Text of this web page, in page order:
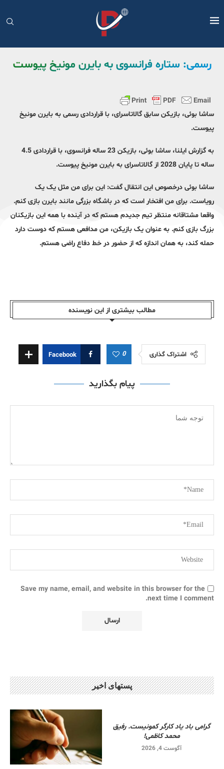
رسمی: ستاره فرانسوی به بایرن مونیخ پیوست
ساشا بوئی، بازیکن سابق گالاتاسرای، با قراردادی رسمی به بایرن مونیخ
پیوست.
به گزارش ایلنا، ساشا بوئی، بازیکن 23 ساله فرانسوی، با قراردادی 4.5
ساله تا پایان 2028 از گالاتاسرای به بایرن مونیخ پیوست.
ساشا بوئی درخصوص این انتقال گفت: این برای من مثل یک یک
رویاست. برای من افتخار است که در باشگاه بزرگی مانند بایرن بازی کنم.
واقعا مشتاقانه منتظر تیم جدیدم هستم که در آینده با همه این بازیکنان
بزرگ بازی کنم. به عنوان یک بازیکن، من مدافعی هستم که دوست دارد
حمله کند، به همان اندازه که از حضور در خط دفاع راضی هستم.
مطالب بیشتری از این نویسندە
اشتراک گذاری 0
Facebook
پیام بگذارید
Save my name, email, and website in this browser for the
next time I comment.
پستهای اخیر
گرامی باد یاد کارگر کمونیست. رفیق
محمد کاظمی!
آگوست 4, 2026